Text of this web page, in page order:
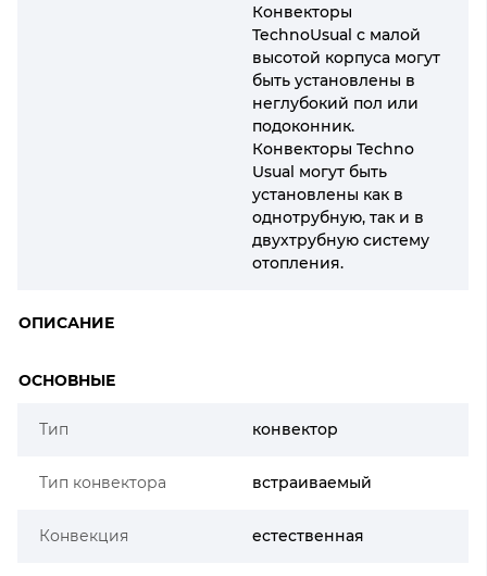
Конвекторы
TechnoUsual с малой
высотой корпуса могут
быть установлены в
неглубокий пол или
подоконник.
Конвекторы Techno
Usual могут быть
установлены как в
однотрубную, так и в
двухтрубную систему
отопления.
ОПИСАНИЕ
ОСНОВНЫЕ
Тип конвектор
Тип конвектора встраиваемый
Конвекция естественная